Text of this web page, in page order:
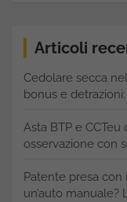
Articoli
Cedolare secca
bonus e
Asta BTP e
osservazione con
Patente presa
un’auto